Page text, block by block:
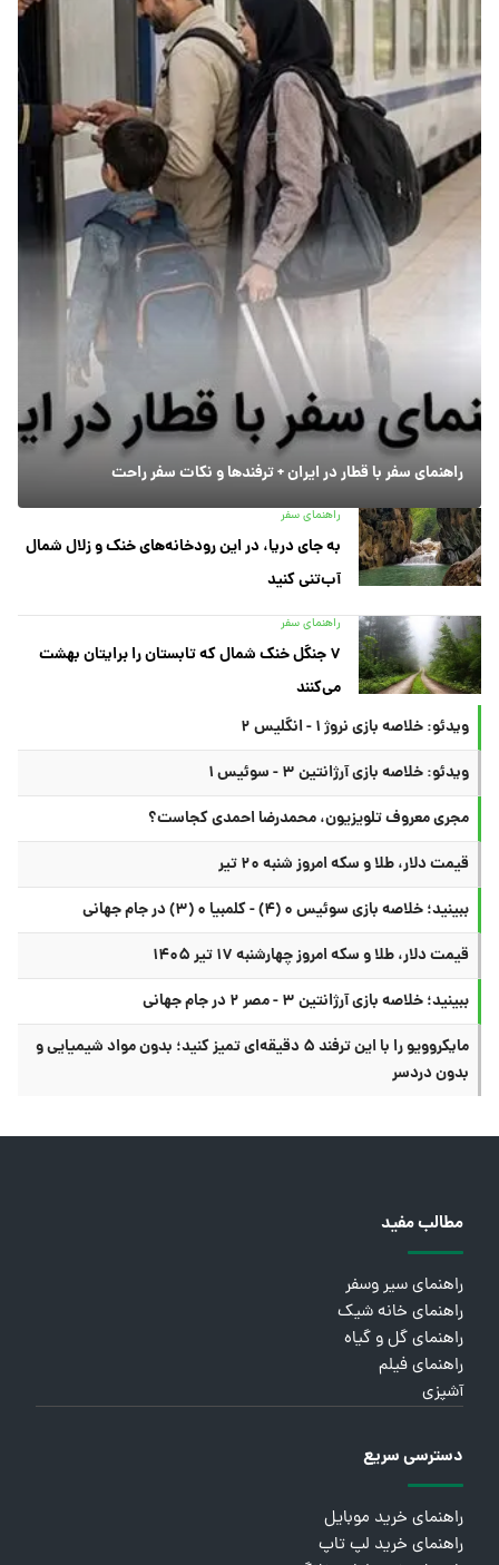
راهنمای سفر با قطار در ایران + ترفندها و نکات سفر راحت
راهنمای سفر
به جای دریا، در این رودخانه‌های خنک و زلال شمال
آب‌تنی کنید
راهنمای سفر
۷ جنگل خنک شمال که تابستان را برایتان بهشت
می‌کنند
ویدئو: خلاصه بازی نروژ ۱ - انگلیس ۲
ویدئو: خلاصه بازی آرژانتین ۳ - سوئیس ۱
مجری معروف تلویزیون، محمدرضا احمدی کجاست؟
قیمت دلار، طلا و سکه امروز شنبه ۲۰ تیر
ببینید؛ خلاصه بازی سوئیس ۰ (۴) - کلمبیا ۰ (۳) در جام جهانی
قیمت دلار، طلا و سکه امروز چهارشنبه ۱۷ تیر ۱۴۰۵
ببینید؛ خلاصه بازی آرژانتین ۳ - مصر ۲ در جام جهانی
مایکروویو را با این ترفند ۵ دقیقه‌ای تمیز کنید؛ بدون مواد شیمیایی و
بدون دردسر
مطالب مفید
راهنمای سیر وسفر
راهنمای خانه شیک
راهنمای گل و گیاه
راهنمای فیلم
آشپزی
دسترسی سریع
راهنمای خرید موبایل
راهنمای خرید لپ تاپ